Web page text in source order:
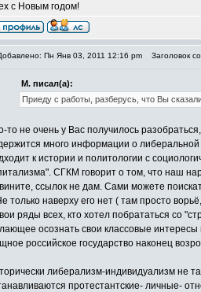
с Новым годом!
Пн Янв 03, 2011 12:16 pm Заголовок
М. писал(а):
Приеду с работы, разберусь, что Вы
то не очень у Вас получилось
много информации о
к истории и политологии с
СГКМ говорит о том, что наш
ссылок не дам. Сами можете
только наверху его нет ( там просто
ряды всех, кто хотел побрататься со
осознать свои классовые
российское государство наконец
либерализм-индивидуализм не
протестантские- личные-